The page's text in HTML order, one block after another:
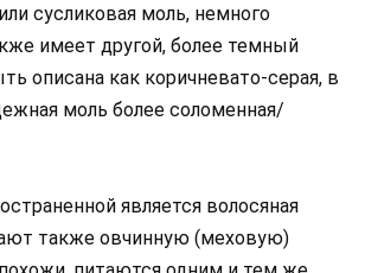
сусликовая моль, немного
имеет другой, более темный
описана как коричневато-серая, в
моль более соломенная/
является волосяная
также овчинную (меховую)